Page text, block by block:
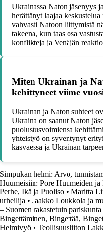
Ukrainassa Naton jäsenyys
herättänyt laajaa keskustelua
vahvasti Natoon liittymistä
takeena, kun taas osa
konflikteja ja Venäjän
Miten Ukrainan ja
kehittyneet viime
Ukrainan ja Naton suhteet
Ukraina on saanut Naton
puolustusvoimiensa
yhteistyö on syventynyt
kasvaessa ja Ukrainan
Simpukan helmi: Arvo,
Huumeisiin: Pore Huumeiden ja
Perhe, Ikä ja Puoliso • Maritta
urheilija • Jaakko Loukkola ja
– Suomen rakastetuin pariskunta
Bingettäminen, Bingettää,
Helmivyö • Teollisuusliiton